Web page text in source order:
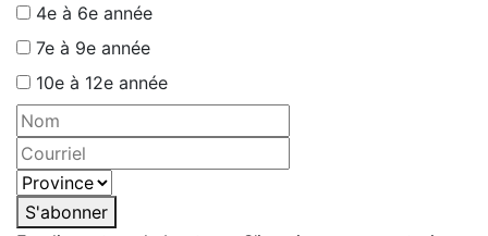
4e à 6e année
7e à 9e année
10e à 12e année
S'abonner